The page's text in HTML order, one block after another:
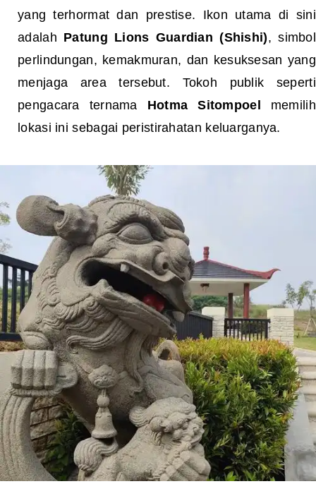
yang terhormat dan prestise. Ikon utama di sini
adalah Patung Lions Guardian (Shishi), simbol
perlindungan, kemakmuran, dan kesuksesan yang
menjaga area tersebut. Tokoh publik seperti
pengacara ternama Hotma Sitompoel memilih
lokasi ini sebagai peristirahatan keluarganya.